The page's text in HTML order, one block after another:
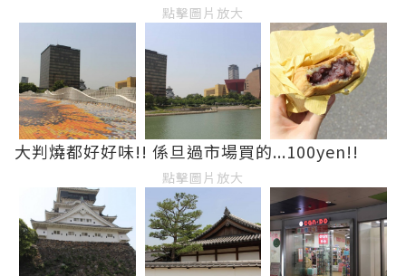
點擊圖片放大
大判燒都好好味!! 係旦過市場買的...100yen!!
點擊圖片放大